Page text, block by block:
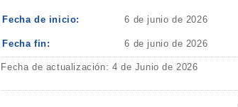
Fecha de inicio: 6 de junio de 2026
Fecha fin: 6 de junio de 2026
Fecha de actualización: 4 de Junio de 2026